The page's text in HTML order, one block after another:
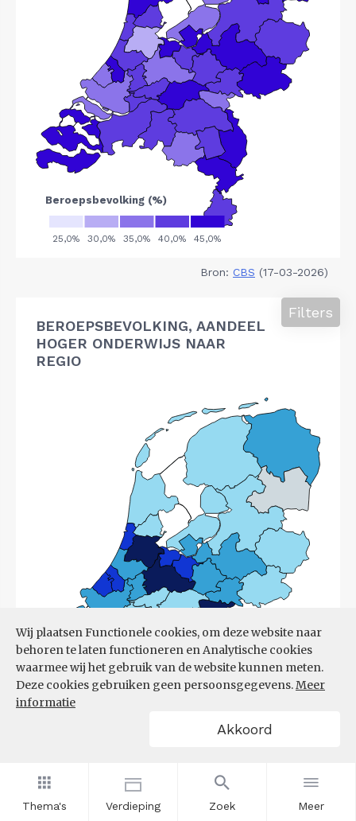
Thema's Verdieping Zoek Meer
Wij plaatsen Functionele cookies, om deze website naar
behoren te laten functioneren en Analytische cookies
waarmee wij het gebruik van de website kunnen meten.
Deze cookies gebruiken geen persoonsgegevens.Meer
informatie
Akkoord
Bron: CBS (17-03-2026)
BEROEPSBEVOLKING, AANDEEL
HOGER ONDERWIJS NAAR
REGIO
Filters
Bron: (17-03-2026)